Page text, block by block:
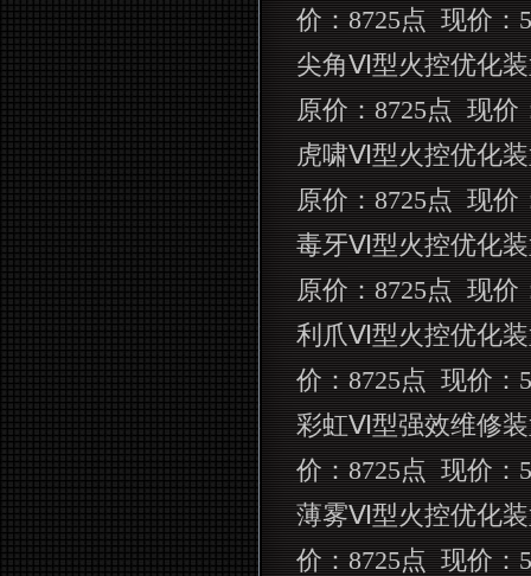
价：8725点 现价：
尖角Ⅵ型火控优化
原价：8725点 现价
虎啸Ⅵ型火控优化
原价：8725点 现价
毒牙Ⅵ型火控优化
原价：8725点 现价
利爪Ⅵ型火控优化
价：8725点 现价：
彩虹Ⅵ型强效维修
价：8725点 现价：
薄雾Ⅵ型火控优化
价：8725点 现价：